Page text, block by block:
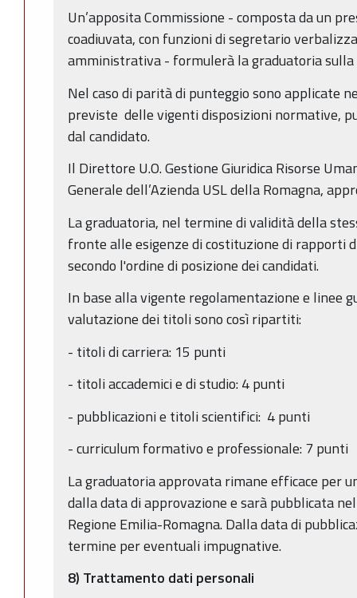
Un’apposita Commissione - composta da un
coadiuvata, con funzioni di segretario
amministrativa - formulerà la graduatoria
Nel caso di parità di punteggio sono applicate
previste delle vigenti disposizioni normative,
dal candidato.
Il Direttore U.O. Gestione Giuridica Risorse
Generale dell’Azienda USL della Romagna,
La graduatoria, nel termine di validità della
fronte alle esigenze di costituzione di rapporti
secondo l'ordine di posizione dei candidati.
In base alla vigente regolamentazione e linee
valutazione dei titoli sono così ripartiti:
- titoli di carriera: 15 punti
- titoli accademici e di studio: 4 punti
- pubblicazioni e titoli scientifici: 4 punti
- curriculum formativo e professionale: 7 punti
La graduatoria approvata rimane efficace per
dalla data di approvazione e sarà pubblicata
Regione Emilia-Romagna. Dalla data di
termine per eventuali impugnative.
8) Trattamento dati personali